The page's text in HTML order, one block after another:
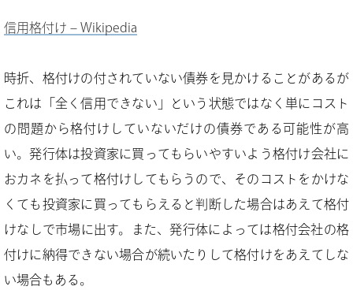
信用格付け – Wikipedia
時折、格付けの付されていない債券を見かけることがあるが
これは「全く信用できない」という状態ではなく単にコスト
の問題から格付けしていないだけの債券である可能性が高
い。発行体は投資家に買ってもらいやすいよう格付け会社に
おカネを払って格付けしてもらうので、そのコストをかけな
くても投資家に買ってもらえると判断した場合はあえて格付
けなしで市場に出す。また、発行体によっては格付会社の格
付けに納得できない場合が続いたりして格付けをあえてしな
い場合もある。